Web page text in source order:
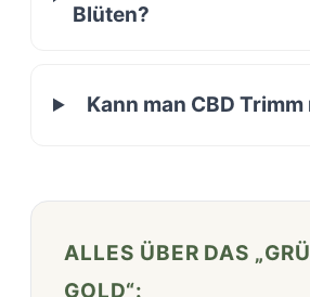
Blüten?
Kann man CBD
ALLES ÜBER DAS
GOLD“: